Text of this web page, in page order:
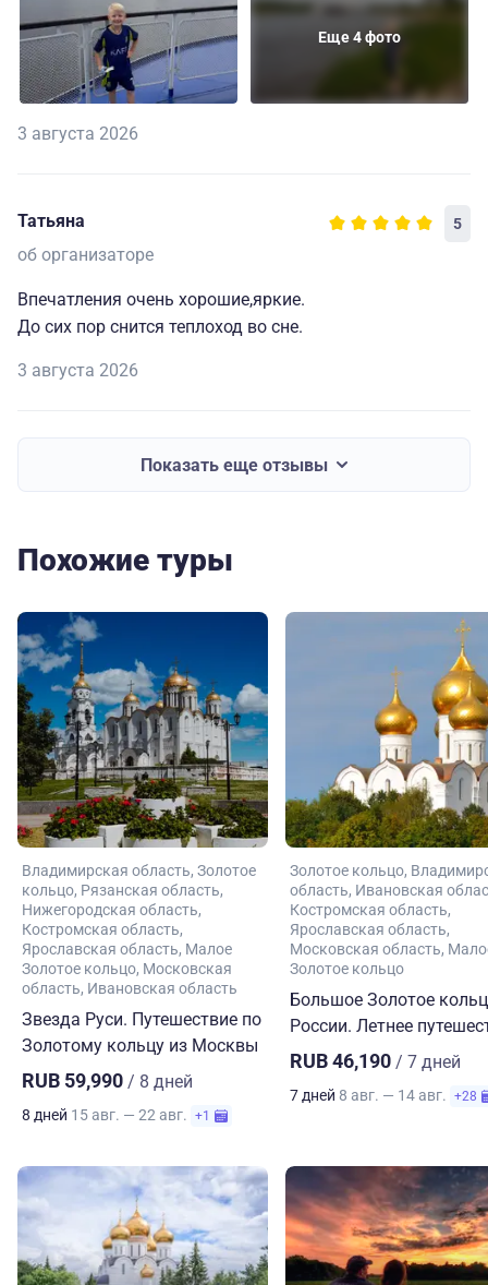
Еще 4 фото
3 августа 2026
Татьяна 5
об организаторе
Впечатления очень хорошие,яркие.
До сих пор снится теплоход во сне.
3 августа 2026
Показать еще отзывы
Похожие туры
Владимирская область Золотое
кольцо Рязанская область
Нижегородская область
Костромская область
Ярославская область Малое
Золотое кольцо Московская
область Ивановская область
Звезда Руси. Путешествие по
Золотому кольцу из Москвы
RUB 59,990 / 8 дней
8 дней 15 авг. — 22 авг. +1
Золотое кольцо
область Ивановская
Костромская область
Ярославская область
Московская область
Золотое кольцо
Большое Золотое
России. Летнее
RUB 46,190 / 7 дней
7 дней 8 авг. — 14 авг. +28